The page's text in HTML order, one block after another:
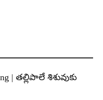
| తల్లిపాలే శిశువుకు